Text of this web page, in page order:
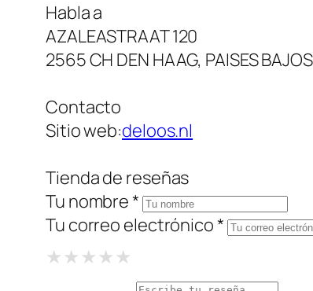
Habla a
AZALEASTRAAT 120
2565 CH DEN HAAG, PAISES BAJOS
Contacto
Sitio web:deloos.nl
Tienda de reseñas
Tu nombre *
Tu correo electrónico *
★1 Star
★★2 Stars
★★★3 Stars
★★★★4 Stars
★★★★★